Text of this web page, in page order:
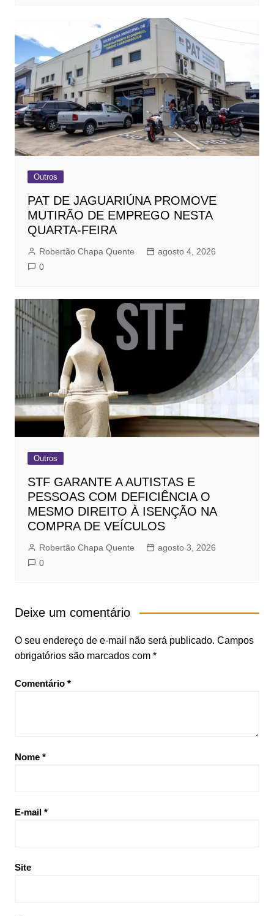
Outros
PAT DE JAGUARIÚNA PROMOVE
MUTIRÃO DE EMPREGO NESTA
QUARTA-FEIRA
Robertão Chapa Quente
agosto 4, 2026
0
Outros
STF GARANTE A AUTISTAS E
PESSOAS COM DEFICIÊNCIA O
MESMO DIREITO À ISENÇÃO NA
COMPRA DE VEÍCULOS
Robertão Chapa Quente
agosto 3, 2026
0
Deixe um comentário
O seu endereço de e-mail não será publicado. Campos
obrigatórios são marcados com *
Comentário *
Nome *
E-mail *
Site